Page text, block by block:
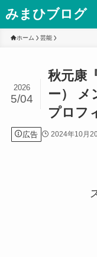
みまひブログ
ホーム 芸能
秋元康
ー） メ
プロフ
2026
5/04
広告 2024年10月